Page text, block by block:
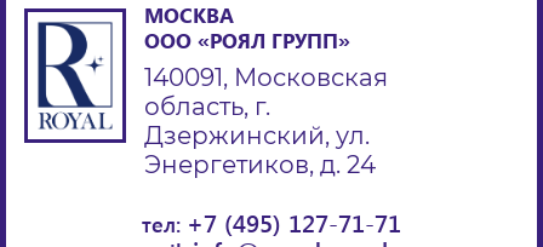
МОСКВА
ООО «РОЯЛ ГРУПП»
140091, Московская
область, г.
Дзержинский, ул.
Энергетиков, д. 24
тел: +7 (495) 127-71-71